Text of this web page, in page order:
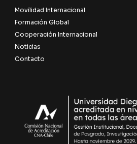
Movilidad Internacional
Formación Global
Cooperación Internacional
Noticias
Contacto